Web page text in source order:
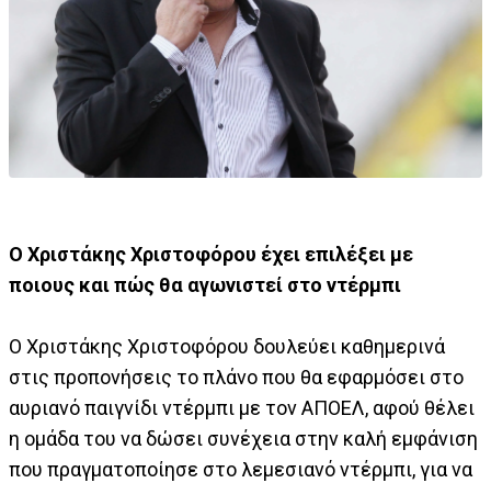
Ο Χριστάκης Χριστοφόρου έχει επιλέξει με
ποιους και πώς θα αγωνιστεί στο ντέρμπι
Ο Χριστάκης Χριστοφόρου δουλεύει καθημερινά
στις προπονήσεις το πλάνο που θα εφαρμόσει στο
αυριανό παιγνίδι ντέρμπι με τον ΑΠΟΕΛ, αφού θέλει
η ομάδα του να δώσει συνέχεια στην καλή εμφάνιση
που πραγματοποίησε στο λεμεσιανό ντέρμπι, για να